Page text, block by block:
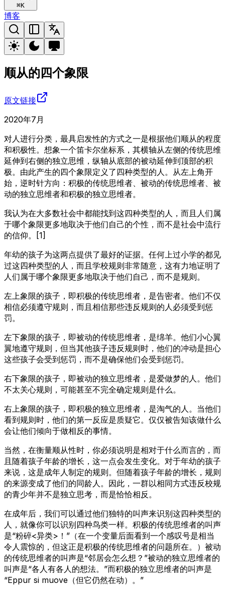
⌘K
博客
顺从的四个象限
原文链接
2020年7月
对人进行分类，最具启发性的方式之一是根据他们顺从的程度
和积极性。想象一个笛卡尔坐标系，其横轴从左侧的传统思维
延伸到右侧的独立思维，纵轴从底部的被动延伸到顶部的积
极。由此产生的四个象限定义了四种类型的人。从左上角开
始，逆时针方向：积极的传统思维者、被动的传统思维者、被
动的独立思维者和积极的独立思维者。
我认为在大多数社会中都能找到这四种类型的人，而且人们属
于哪个象限更多地取决于他们自己的个性，而不是社会中流行
的信仰。[1]
年幼的孩子为这两点提供了最好的证据。任何上过小学的都见
过这四种类型的人，而且学校规则非常随意，这有力地证明了
人们属于哪个象限更多地取决于他们自己，而不是规则。
左上象限的孩子，即积极的传统思维者，是告密者。他们不仅
相信必须遵守规则，而且相信那些违反规则的人必须受到惩
罚。
左下象限的孩子，即被动的传统思维者，是绵羊。他们小心翼
翼地遵守规则，但当其他孩子违反规则时，他们的冲动是担心
这些孩子会受到惩罚，而不是确保他们会受到惩罚。
右下象限的孩子，即被动的独立思维者，是爱做梦的人。他们
不太关心规则，可能甚至不完全确定规则是什么。
右上象限的孩子，即积极的独立思维者，是淘气的人。当他们
看到规则时，他们的第一反应是质疑它。仅仅被告知该做什么
会让他们倾向于做相反的事情。
当然，在衡量顺从性时，你必须说明是相对于什么而言的，而
且随着孩子年龄的增长，这一点会发生变化。对于年幼的孩子
来说，这是成年人制定的规则。但随着孩子年龄的增长，规则
的来源变成了他们的同龄人。因此，一群以相同方式违反校规
的青少年并不是独立思考，而是恰恰相反。
在成年后，我们可以通过他们独特的叫声来识别这四种类型的
人，就像你可以识别四种鸟类一样。积极的传统思维者的叫声
是“粉碎<异类>！”（在一个变量后面看到一个感叹号是相当
令人震惊的，但这正是积极的传统思维者的问题所在。）被动
的传统思维者的叫声是“邻居会怎么想？”被动的独立思维者的
叫声是“各人有各人的想法。”而积极的独立思维者的叫声是
“Eppur si muove（但它仍然在动）。”